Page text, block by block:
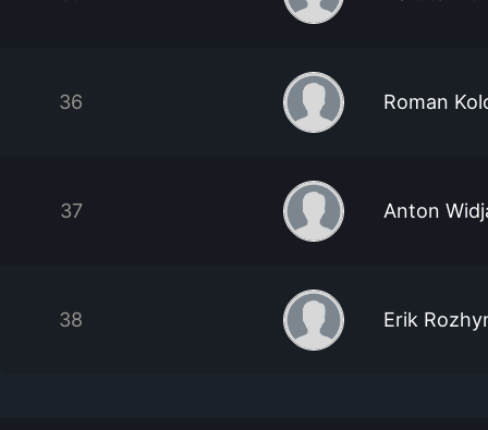
36 Roman
37 Anton
38 Erik